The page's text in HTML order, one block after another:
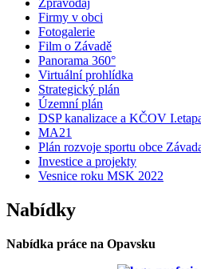
Zpravodaj
Firmy v obci
Fotogalerie
Film o Závadě
Panorama 360°
Virtuální prohlídka
Strategický plán
Územní plán
DSP kanalizace a KČOV
MA21
Plán rozvoje sportu obce
Investice a projekty
Vesnice roku MSK 2022
Nabídky
Nabídka práce na Opavsku